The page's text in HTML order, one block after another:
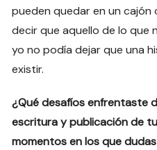
pueden quedar en un cajón
decir que aquello de lo que
yo no podía dejar que una
existir.
¿Qué desafíos enfrentaste
escritura y publicación de
momentos en los que